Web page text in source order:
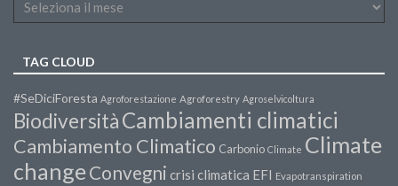
TAG CLOUD
#SeDiciForesta Agroforestazione Agroforestry Agroselvicoltura
BiodiversitàCambiamenti climatici
Cambiamento Climatico Carbonio Climate Climate
changeConvegni crisi climatica EFI Evapotranspiration